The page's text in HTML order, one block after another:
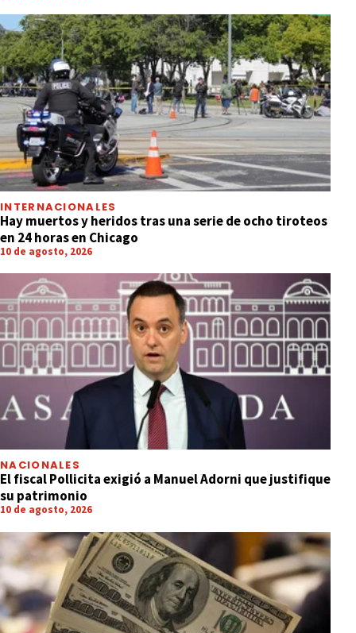
INTERNACIONALES
Hay muertos y heridos tras una serie de ocho tiroteos
en 24 horas en Chicago
10 de agosto, 2026
NACIONALES
El fiscal Pollicita exigió a Manuel Adorni que justifique
su patrimonio
10 de agosto, 2026